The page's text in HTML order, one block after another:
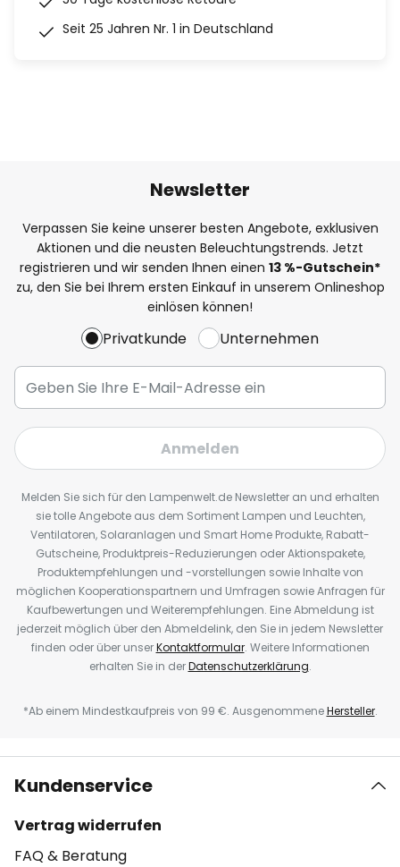
Seit 25 Jahren Nr. 1 in Deutschland
Newsletter
Verpassen Sie keine unserer besten Angebote, exklusiven
Aktionen und die neusten Beleuchtungstrends. Jetzt
registrieren und wir senden Ihnen einen 13 %-Gutschein*
zu, den Sie bei Ihrem ersten Einkauf in unserem Onlineshop
einlösen können!
Privatkunde Unternehmen
Anmelden
Melden Sie sich für den Lampenwelt.de Newsletter an und erhalten
sie tolle Angebote aus dem Sortiment Lampen und Leuchten,
Ventilatoren, Solaranlagen und Smart Home Produkte, Rabatt-
Gutscheine, Produktpreis-Reduzierungen oder Aktionspakete,
Produktempfehlungen und -vorstellungen sowie Inhalte von
möglichen Kooperationspartnern und Umfragen sowie Anfragen für
Kaufbewertungen und Weiterempfehlungen. Eine Abmeldung ist
jederzeit möglich über den Abmeldelink, den Sie in jedem Newsletter
finden oder über unserKontaktformular. Weitere Informationen
erhalten Sie in derDatenschutzerklärung.
*Ab einem Mindestkaufpreis von 99 €. AusgenommeneHersteller.
Kundenservice
Vertrag widerrufen
FAQ & Beratung